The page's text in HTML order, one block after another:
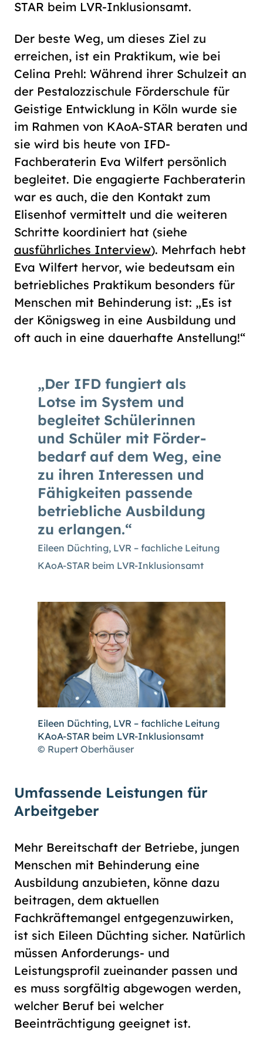
STAR beim LVR-Inklusionsamt.
Der beste Weg, um dieses Ziel zu
erreichen, ist ein Praktikum, wie bei
Celina Prehl: Während ihrer Schulzeit an
der Pestalozzischule Förderschule für
Geistige Entwicklung in Köln wurde sie
im Rahmen von KAoA-STAR beraten und
sie wird bis heute von IFD-
Fachberaterin Eva Wilfert persönlich
begleitet. Die engagierte Fachberaterin
war es auch, die den Kontakt zum
Elisenhof vermittelt und die weiteren
Schritte koordiniert hat (siehe
ausführliches Interview). Mehrfach hebt
Eva Wilfert hervor, wie bedeutsam ein
betriebliches Praktikum besonders für
Menschen mit Behinderung ist: „Es ist
der Königsweg in eine Ausbildung und
oft auch in eine dauerhafte Anstellung!“
Der IFD fungiert als
Lotse im System und
begleitet Schüle­rinnen
und Schüler mit Förder­
bedarf auf dem Weg, eine
zu ihren Interessen und
Fähig­keiten passende
betrieb­liche Aus­bildung
zu erlangen.
Eileen Düchting, LVR – fachliche Leitung
KAoA-STAR beim LVR-Inklusionsamt
Eileen Düchting, LVR – fachliche Leitung
KAoA-STAR beim LVR-Inklusionsamt
© Rupert Oberhäuser
Umfassende Leistungen für
Arbeitgeber
Mehr Bereitschaft der Betriebe, jungen
Menschen mit Behinderung eine
Ausbildung anzubieten, könne dazu
beitragen, dem aktuellen
Fachkräftemangel entgegenzuwirken,
ist sich Eileen Düchting sicher. Natürlich
müssen Anforderungs- und
Leistungsprofil zueinander passen und
es muss sorgfältig abgewogen werden,
welcher Beruf bei welcher
Beeinträchtigung geeignet ist.